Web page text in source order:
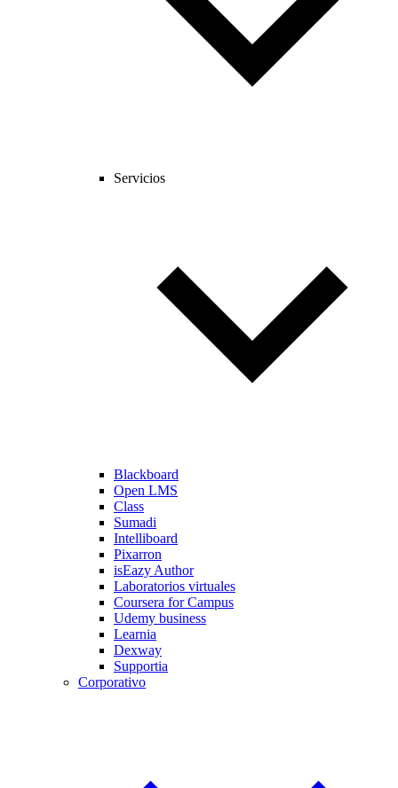
Servicios
Blackboard
Open LMS
Class
Sumadi
Intelliboard
Pixarron
isEazy Author
Laboratorios virtuales
Coursera for Campus
Udemy business
Learnia
Dexway
Supportia
Corporativo